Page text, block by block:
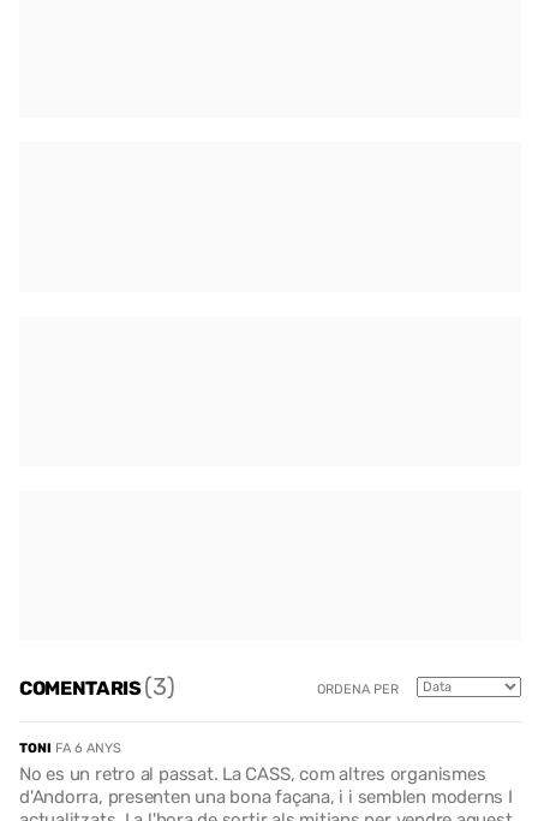
COMENTARIS(3) ORDENA PER
TONI FA 6 ANYS
No es un retro al passat. La CASS, com altres organismes
d'Andorra, presenten una bona façana, i i semblen moderns I